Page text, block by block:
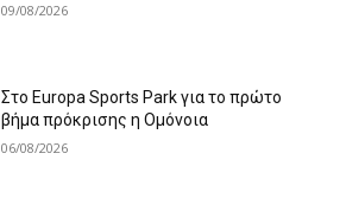
09/08/2026
Στο Europa Sports Park για το πρώτο
βήμα πρόκρισης η Ομόνοια
06/08/2026